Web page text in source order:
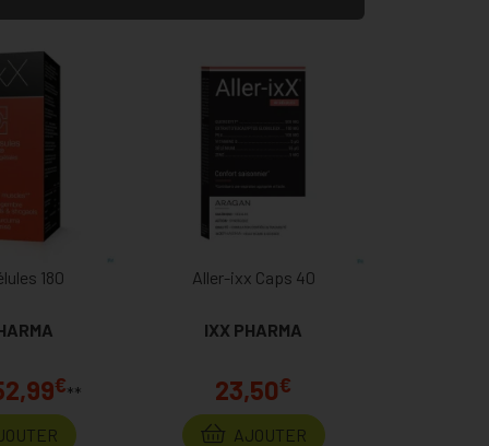
180
€**
Aller-ixx Caps 40
IXX PHARMA
23,50€
AJOUTER